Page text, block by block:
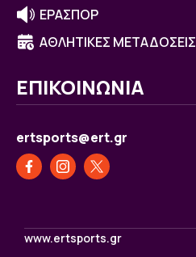
ΕΡΑΣΠΟΡ
ΑΘΛΗΤΙΚΕΣ ΜΕΤΑΔΟΣΕΙΣ
ΕΠΙΚΟΙΝΩΝΙΑ
ertsports@ert.gr
www.ertsports.gr